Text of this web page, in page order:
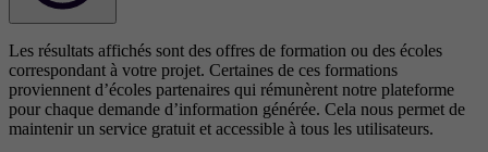
Les résultats affichés sont des offres de formation ou des écoles
correspondant à votre projet. Certaines de ces formations
proviennent d’écoles partenaires qui rémunèrent notre plateforme
pour chaque demande d’information générée. Cela nous permet de
maintenir un service gratuit et accessible à tous les utilisateurs.